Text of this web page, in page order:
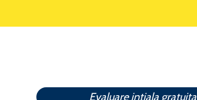
Evaluare intiala gratuita